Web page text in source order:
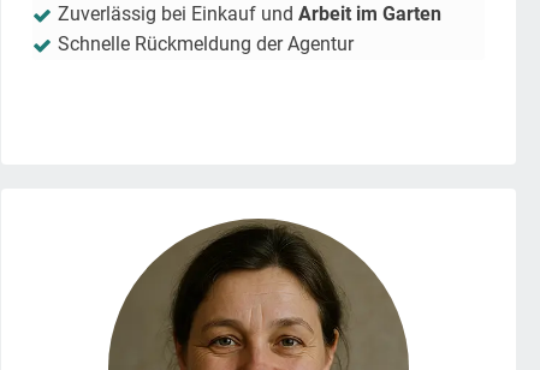
Zuverlässig bei Einkauf und Arbeit im Garten
Schnelle Rückmeldung der Agentur